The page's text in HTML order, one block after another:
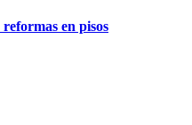
en pisos